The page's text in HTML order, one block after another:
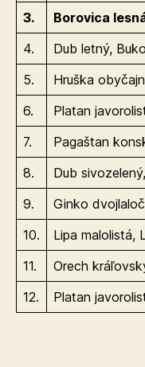
3. Borovica
4.
Dub letný,
5.
Hruška
6.
Platan
7.
Pagaštan
8.
Dub
9.
Ginko
10.
Lipa malolistá,
11.
Orech
12.
Platan